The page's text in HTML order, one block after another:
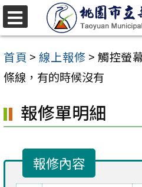
跳
至
主
要
容
區
首頁 >線上報修 > 觸控螢
條線，有的時候沒有
報修單明細
報修內容
選
單